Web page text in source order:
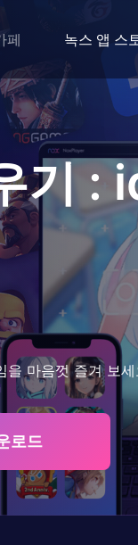
페 녹스 앱 스
기 :
을 마음껏 즐겨 보세
로드